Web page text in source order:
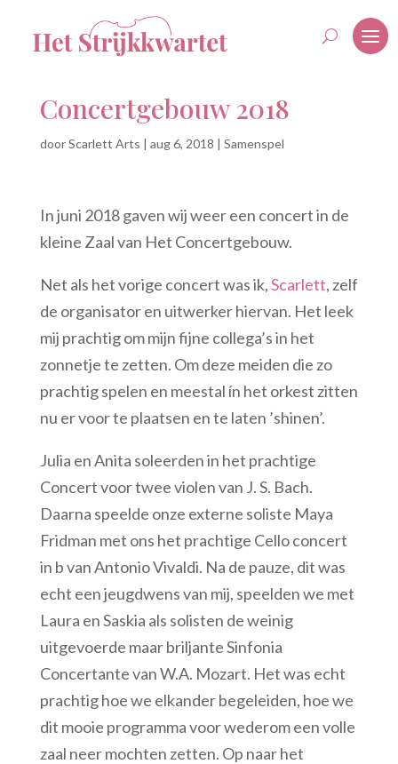
Concertgebouw 2018
doorScarlett Arts | aug 6, 2018 | Samenspel
In juni 2018 gaven wij weer een concert in de
kleine Zaal van Het Concertgebouw.
Net als het vorige concert was ik,Scarlett, zelf
de organisator en uitwerker hiervan. Het leek
mij prachtig om mijn fijne collega’s in het
zonnetje te zetten. Om deze meiden die zo
prachtig spelen en meestal ín het orkest zitten
nu er voor te plaatsen en te laten ’shinen’.
Julia en Anita soleerden in het prachtige
Concert voor twee violen van J. S. Bach.
Daarna speelde onze externe soliste Maya
Fridman met ons het prachtige Cello concert
in b van Antonio Vivaldi. Na de pauze, dit was
echt een jeugdwens van mij, speelden we met
Laura en Saskia als solisten de weinig
uitgevoerde maar briljante Sinfonia
Concertante van W.A. Mozart. Het was echt
prachtig hoe we elkander begeleiden, hoe we
dit mooie programma voor wederom een volle
zaal neer mochten zetten. Op naar het